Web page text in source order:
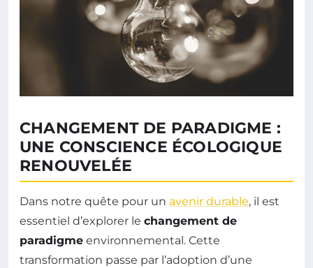
CHANGEMENT DE PARADIGME :
UNE CONSCIENCE ÉCOLOGIQUE
RENOUVELÉE
Dans notre quête pour un avenir durable, il est
essentiel d’explorer le changement de
paradigme environnemental. Cette
transformation passe par l’adoption d’une